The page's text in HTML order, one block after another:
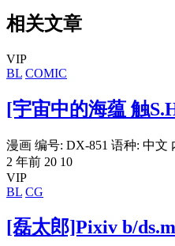
相关文章
VIP
BL COMIC
[宇宙中的海蕴 触
漫画 编号: DX-851 语种: 中文
2 年前 20 10
VIP
BL CG
[磊太郎]Pixiv b/